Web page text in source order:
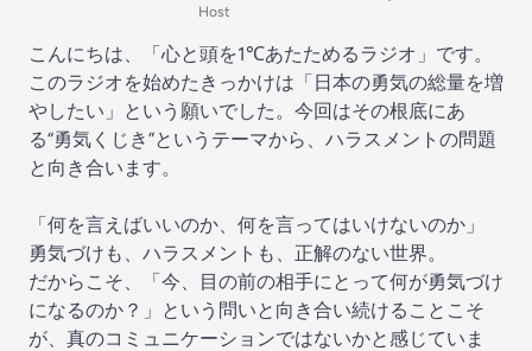
Host
こんにちは、「心と頭を1℃あたためるラジオ」です。
このラジオを始めたきっかけは「日本の勇気の総量を増
やしたい」という願いでした。今回はその根底にあ
る“勇気くじき”というテーマから、ハラスメントの問題
と向き合います。
「何を言えばいいのか、何を言ってはいけないのか」
勇気づけも、ハラスメントも、正解のない世界。
だからこそ、「今、目の前の相手にとって何が勇気づけ
になるのか？」という問いと向き合い続けることこそ
が、真のコミュニケーションではないかと感じていま